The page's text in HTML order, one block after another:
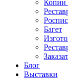
Копии
Багет
Блог
Выставки